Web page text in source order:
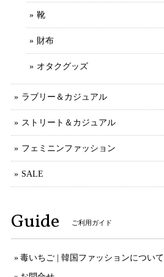
靴
財布
オタクグッズ
ラブリー＆カジュアル
ストリート＆カジュアル
フェミニンファッション
SALE
Guide ご利用ガイド
毒いちご | 韓国ファッションについて